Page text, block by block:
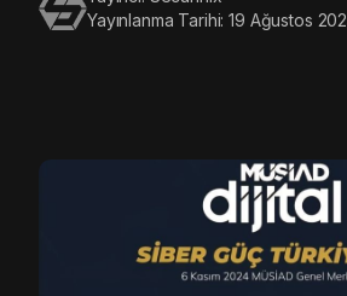
Yayınlanma Tarihi: 19 Ağustos